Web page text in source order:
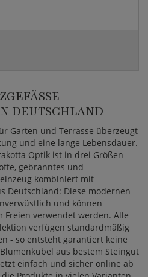
- H
Garten und Terrasse überzeugt
und eine lange Lebensdauer.
Optik ist in drei Größen
gebranntes und
kombiniert mit
Deutschland: Diese modernen
und können
Freien verwendet werden. Alle
verfügen standardmäßig
- so entsteht garantiert keine
aus bestem Steingut
einfach und sicher online ab